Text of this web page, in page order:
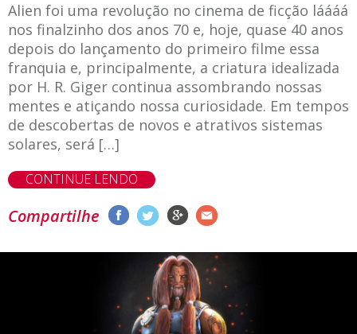
Alien foi uma revolução no cinema de ficção láááá
nos finalzinho dos anos 70 e, hoje, quase 40 anos
depois do lançamento do primeiro filme essa
franquia e, principalmente, a criatura idealizada
por H. R. Giger continua assombrando nossas
mentes e atiçando nossa curiosidade. Em tempos
de descobertas de novos e atrativos sistemas
solares, será […]
CONTINUE LENDO
Compartilhe